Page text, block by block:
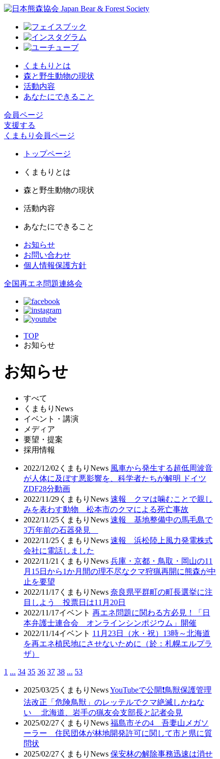
くまもりとは
森と野生動物の現状
活動内容
あなたにできること
会員ページ
支援する
くまもり会員ページ
トップページ
くまもりとは
森と野生動物の現状
活動内容
あなたにできること
お知らせ
お問い合わせ
個人情報保護方針
全国再エネ問題連絡会
TOP
お知らせ
お知らせ
すべて
くまもりNews
イベント・講演
メディア
要望・提案
採用情報
2022/12/02 くまもりNews 風車から発生する超低周波音
が人体に及ぼす悪影響を、科学者たちが解明 ドイツ
ZDF28分動画
2022/11/29 くまもりNews 速報 クマは噛むことで親し
みを表わす動物 松本市のクマによる死亡事故
2022/11/25 くまもりNews 速報 基地整備中の馬毛島で
3万年前の石器発見
2022/11/25 くまもりNews 速報 浜松陸上風力発電株式
会社に電話しました
2022/11/21 くまもりNews 兵庫・京都・鳥取・岡山の11
月15日から1か月間の理不尽なクマ狩猟再開に熊森が中
止を要望
2022/11/17 くまもりNews 奈良県平群町の町長選挙に注
目しよう 投票日は11月20日
2022/11/17イベント 再エネ問題に関わる方必見！「日
本弁護士連合会 オンラインシンポジウム」開催
2022/11/14イベント 11月23日（水・祝）13時～北海道
を再エネ植民地にさせないために（於：札幌エルプラ
ザ）
1 ... 34 35 36 37 38 ... 53
2025/03/25 くまもりNewsYouTubeで公開❗鳥獣保護管理
法改正「危険鳥獣」のレッテルでクマ絶滅しかねな
い 北海道、岩手の猟友会支部長と記者会見
2025/02/27 くまもりNews 福島市その4 吾妻山メガソ
ーラー 住民団体が林地開発許可に関して市と県に質
問状
2025/02/27 くまもりNews 保安林の解除事務迅速は消せ